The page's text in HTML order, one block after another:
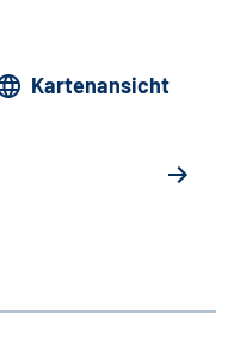
Kartenansicht